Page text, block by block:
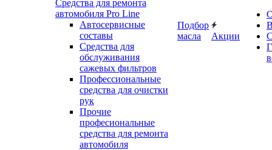
Средства для ремонта
автомобиля Pro Line
Автосервисные
составы
Средства для
обслуживания
сажевых фильтров
Профессиональные
средства для очистки
рук
Прочие
професиональные
средства для ремонта
автомобиля
Подбор
масла
Акции